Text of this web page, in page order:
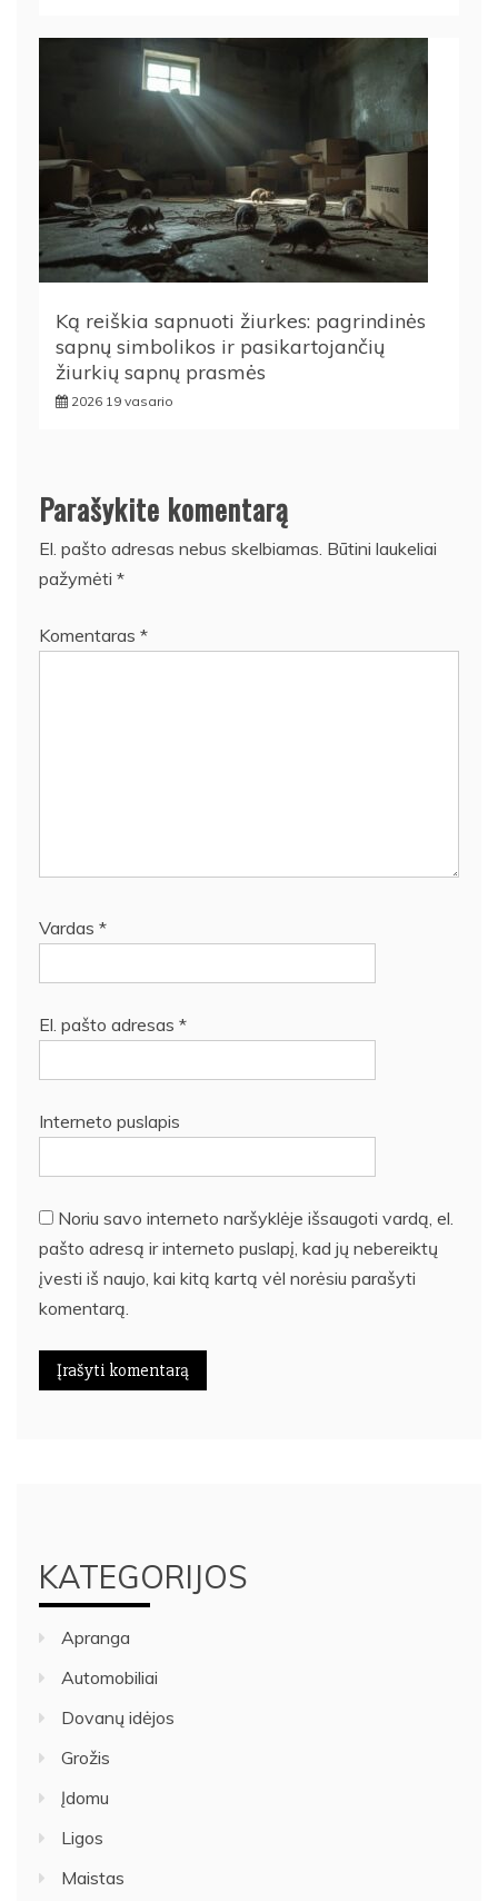
Ką reiškia sapnuoti žiurkes: pagrindinės
sapnų simbolikos ir pasikartojančių
žiurkių sapnų prasmės
2026 19 vasario
Parašykite komentarą
El. pašto adresas nebus skelbiamas. Būtini laukeliai
pažymėti *
Komentaras *
Vardas *
El. pašto adresas *
Interneto puslapis
Noriu savo interneto naršyklėje išsaugoti vardą, el.
pašto adresą ir interneto puslapį, kad jų nebereiktų
įvesti iš naujo, kai kitą kartą vėl norėsiu parašyti
komentarą.
KATEGORIJOS
Apranga
Automobiliai
Dovanų idėjos
Grožis
Įdomu
Ligos
Maistas